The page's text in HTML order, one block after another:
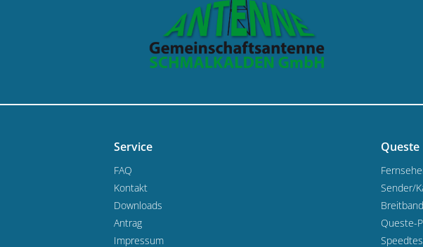
Service
FAQ
Kontakt
Downloads
Antrag
Impressum
Queste
Sender/
Queste-